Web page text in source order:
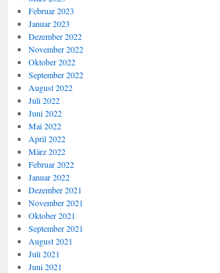
Februar 2023
Januar 2023
Dezember 2022
November 2022
Oktober 2022
September 2022
August 2022
Juli 2022
Juni 2022
Mai 2022
April 2022
März 2022
Februar 2022
Januar 2022
Dezember 2021
November 2021
Oktober 2021
September 2021
August 2021
Juli 2021
Juni 2021